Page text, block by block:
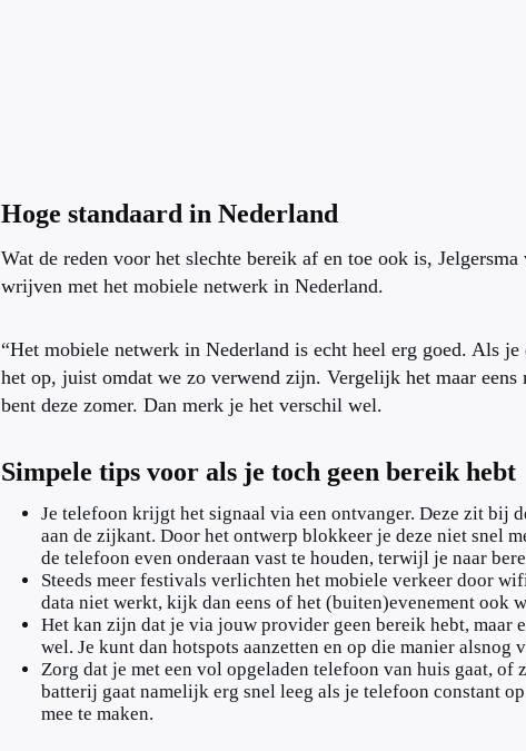
Hoge standaard in Nederland
Wat de reden voor het slechte bereik af en toe ook is,
wrijven met het mobiele netwerk in Nederland.
“Het mobiele netwerk in Nederland is echt heel erg goed. Als
het op, juist omdat we zo verwend zijn. Vergelijk het maar
bent deze zomer. Dan merk je het verschil wel.
Simpele tips voor als je toch geen bereik hebt
Je telefoon krijgt het signaal via een ontvanger. Deze zit bij
aan de zijkant. Door het ontwerp blokkeer je deze niet snel
de telefoon even onderaan vast te houden, terwijl je naar
Steeds meer festivals verlichten het mobiele verkeer door
data niet werkt, kijk dan eens of het (buiten)evenement ook
Het kan zijn dat je via jouw provider geen bereik hebt, maar
wel. Je kunt dan hotspots aanzetten en op die manier alsnog
Zorg dat je met een vol opgeladen telefoon van huis gaat, of
batterij gaat namelijk erg snel leeg als je telefoon constant
mee te maken.